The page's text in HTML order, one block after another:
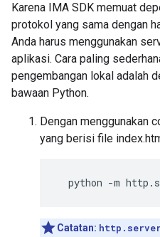
Karena IMA SDK memuat
protokol yang sama dengan
Anda harus menggunakan
aplikasi. Cara paling
pengembangan lokal adalah
bawaan Python.
Dengan menggunakan
yang berisi file
python -m
Catatan: http.server